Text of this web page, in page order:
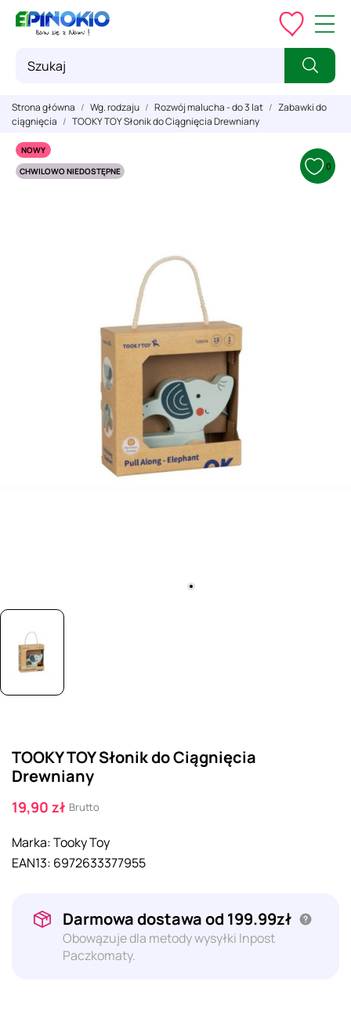
Strona główna Wg. rodzaju Rozwój malucha - do 3 lat
Zabawki do
ciągnięcia
TOOKY TOY Słonik do Ciągnięcia Drewniany
NOWY
CHWILOWO NIEDOSTĘPNE
0
TOOKY TOY Słonik do Ciągnięcia
Drewniany
19,90 zł Brutto
Marka:Tooky Toy
EAN13: 6972633377955
Darmowa dostawa od 199.99zł
Obowązuje dla metody wysyłki Inpost
Paczkomaty.